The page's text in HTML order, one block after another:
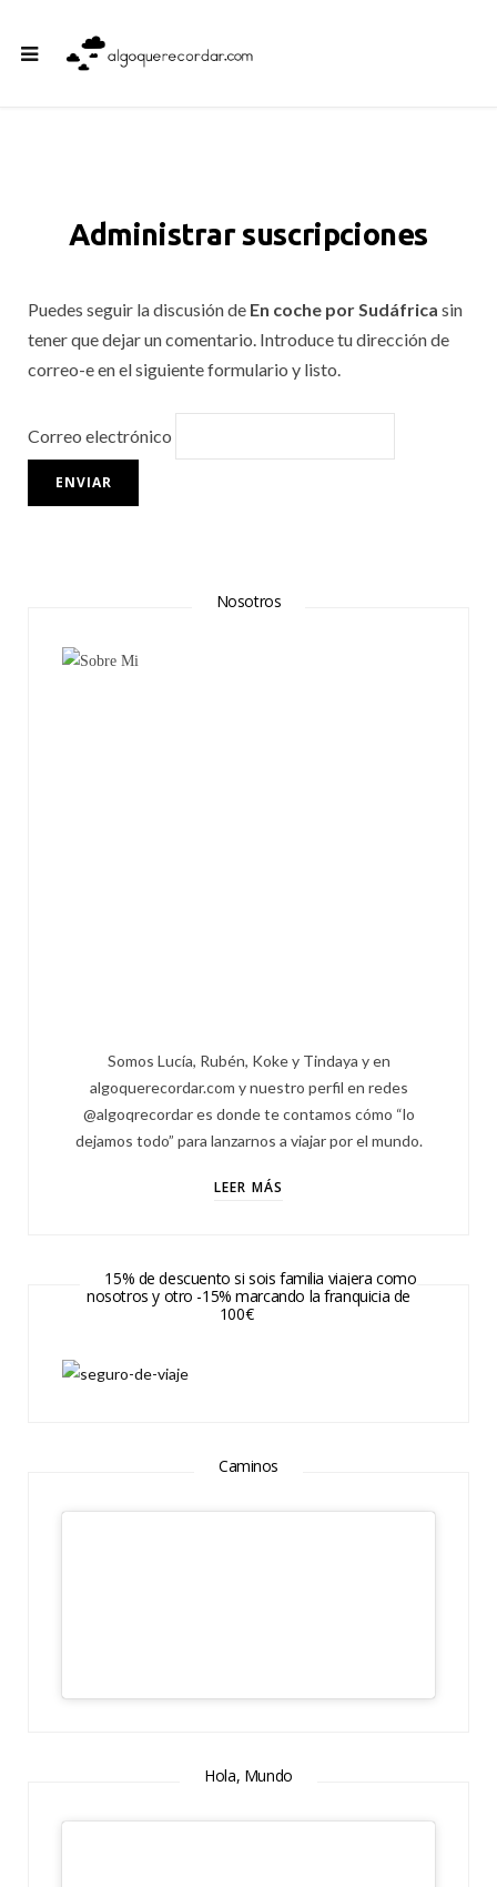
Administrar suscripciones
Puedes seguir la discusión de En coche por Sudáfrica sin
tener que dejar un comentario. Introduce tu dirección de
correo-e en el siguiente formulario y listo.
Correo electrónico
Nosotros
Somos Lucía, Rubén, Koke y Tindaya y en
algoquerecordar.com y nuestro perfil en redes
@algoqrecordar es donde te contamos cómo “lo
dejamos todo” para lanzarnos a viajar por el mundo.
LEER MÁS
15% de descuento si sois familia viajera como
nosotros y otro -15% marcando la franquicia de
100€
Caminos
Hola, Mundo